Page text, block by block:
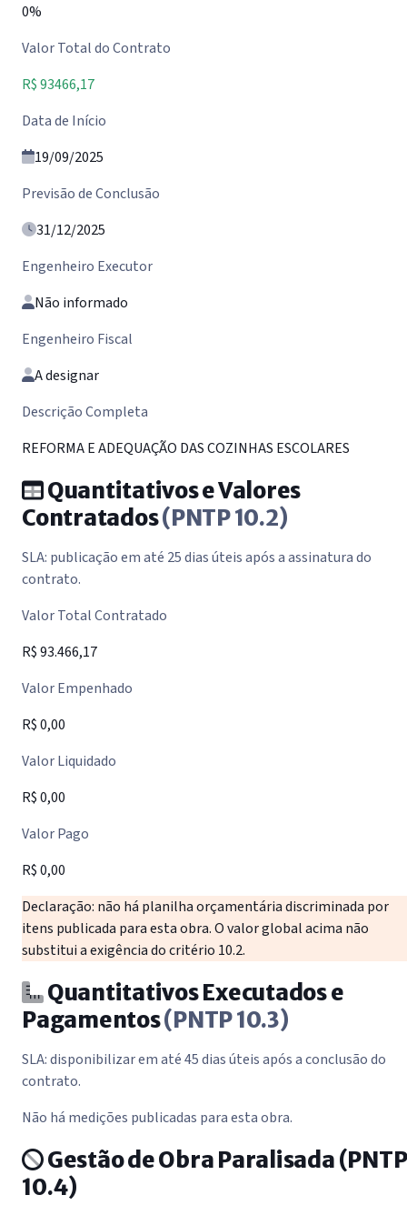
0%
Valor Total do Contrato
R$ 93466,17
Data de Início
19/09/2025
Previsão de Conclusão
31/12/2025
Engenheiro Executor
Não informado
Engenheiro Fiscal
A designar
Descrição Completa
REFORMA E ADEQUAÇÃO DAS COZINHAS ESCOLARES
Quantitativos e Valores
Contratados(PNTP 10.2)
SLA: publicação em até 25 dias úteis após a assinatura do
contrato.
Valor Total Contratado
R$ 93.466,17
Valor Empenhado
R$ 0,00
Valor Liquidado
R$ 0,00
Valor Pago
R$ 0,00
Declaração: não há planilha orçamentária discriminada por
itens publicada para esta obra. O valor global acima não
substitui a exigência do critério 10.2.
Quantitativos Executados e
Pagamentos(PNTP 10.3)
SLA: disponibilizar em até 45 dias úteis após a conclusão do
contrato.
Não há medições publicadas para esta obra.
Gestão de Obra Paralisada(PNTP
10.4)